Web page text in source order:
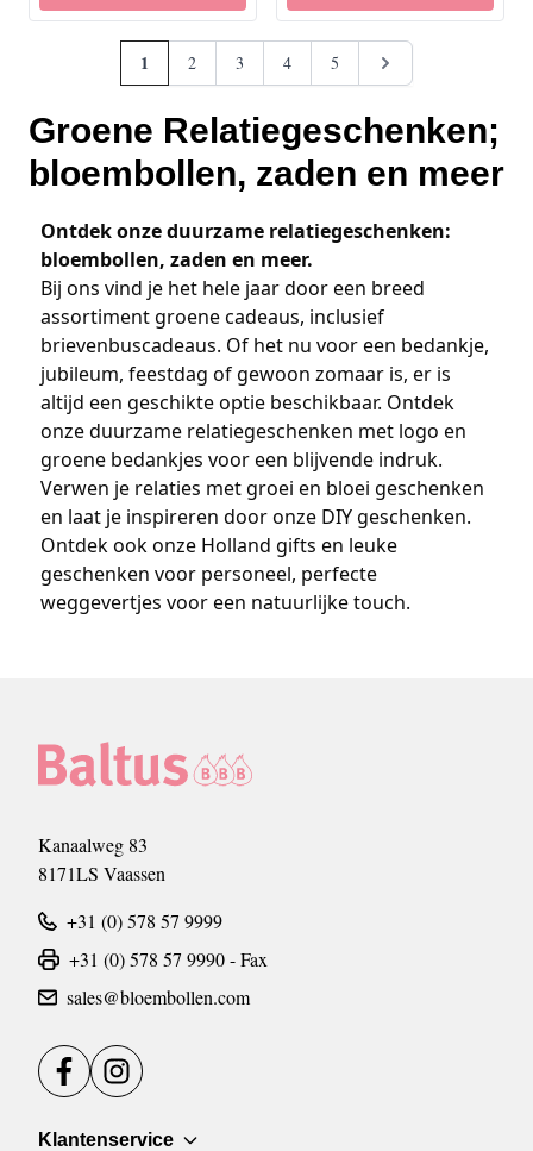
Groene Relatiegeschenken;
bloembollen, zaden en meer
Ontdek onze duurzame relatiegeschenken:
bloembollen, zaden en meer.
Bij ons vind je het hele jaar door een breed
assortiment groene cadeaus, inclusief
brievenbuscadeaus. Of het nu voor een bedankje,
jubileum, feestdag of gewoon zomaar is, er is
altijd een geschikte optie beschikbaar. Ontdek
onze duurzame relatiegeschenken met logo en
groene bedankjes voor een blijvende indruk.
Verwen je relaties met groei en bloei geschenken
en laat je inspireren door onze DIY geschenken.
Ontdek ook onze Holland gifts en leuke
geschenken voor personeel, perfecte
weggevertjes voor een natuurlijke touch.
Pagina
Je leest momenteel pagina
1 Pagina
2 Pagina
3 Pagina
4 Pagina
5 Pagina
Kanaalweg 83
8171LS Vaassen
+31 (0) 578 57 9999
+31 (0) 578 57 9990 - Fax
sales@bloembollen.com
FacebookInstagram
Klantenservice